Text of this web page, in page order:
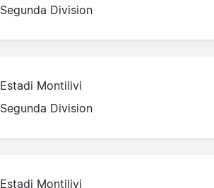
Segunda Division
Estadi Montilivi
Segunda Division
Estadi Montilivi